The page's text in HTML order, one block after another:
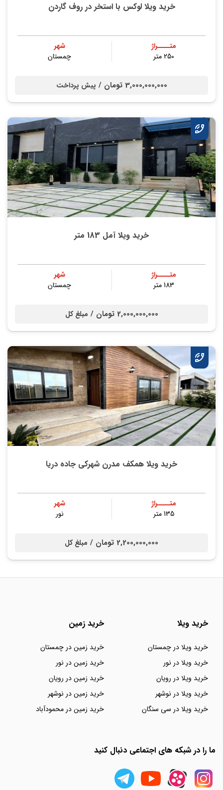
خرید ویلا لوکس با استخر در روف گاردن
متــــراژ
250 متر
شهر
چمستان
3,000,000,000 تومان / پیش پرداخت
خرید ویلا آمل 183 متر
متــــراژ
183 متر
شهر
چمستان
2,000,000,000 تومان / مبلغ کل
خرید ویلا همکف مدرن شهرکی جاده دریا
متــــراژ
135 متر
شهر
نور
2,200,000,000 تومان / مبلغ کل
خرید ویلا
خرید ویلا در چمستان
خرید ویلا در نور
خرید ویلا در رویان
خرید ویلا در نوشهر
خرید ویلا در سی سنگان
خرید زمین
خرید زمین در چمستان
خرید زمین در نور
خرید زمین در رویان
خرید زمین در نوشهر
خرید زمین در محمودآباد
ما را در شبکه های اجتماعی دنبال کنید